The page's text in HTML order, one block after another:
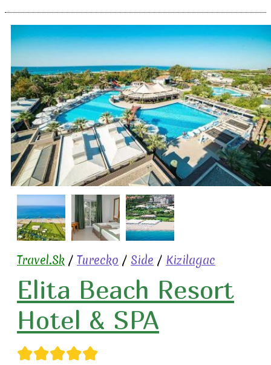
Travel.Sk / Turecko / Side / Kizilagac
Elita Beach Resort
Hotel & SPA
★★★★★